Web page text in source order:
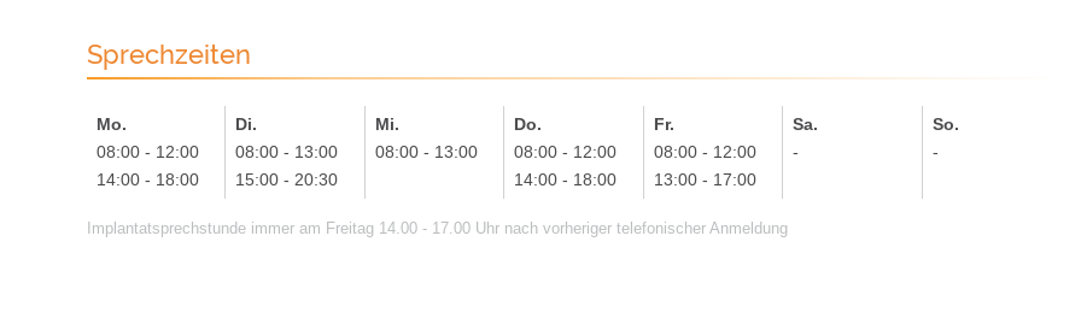
Sprechzeiten
Mo.
08:00 - 12:00
14:00 - 18:00
Di.
08:00 - 13:00
15:00 - 20:30
Mi.
08:00 - 13:00
Do.
08:00 - 12:00
14:00 - 18:00
Fr.
08:00 - 12:00
13:00 - 17:00
Sa.
-
So.
-
Implantatsprechstunde immer am Freitag 14.00 - 17.00 Uhr nach vorheriger telefonischer Anmeldung